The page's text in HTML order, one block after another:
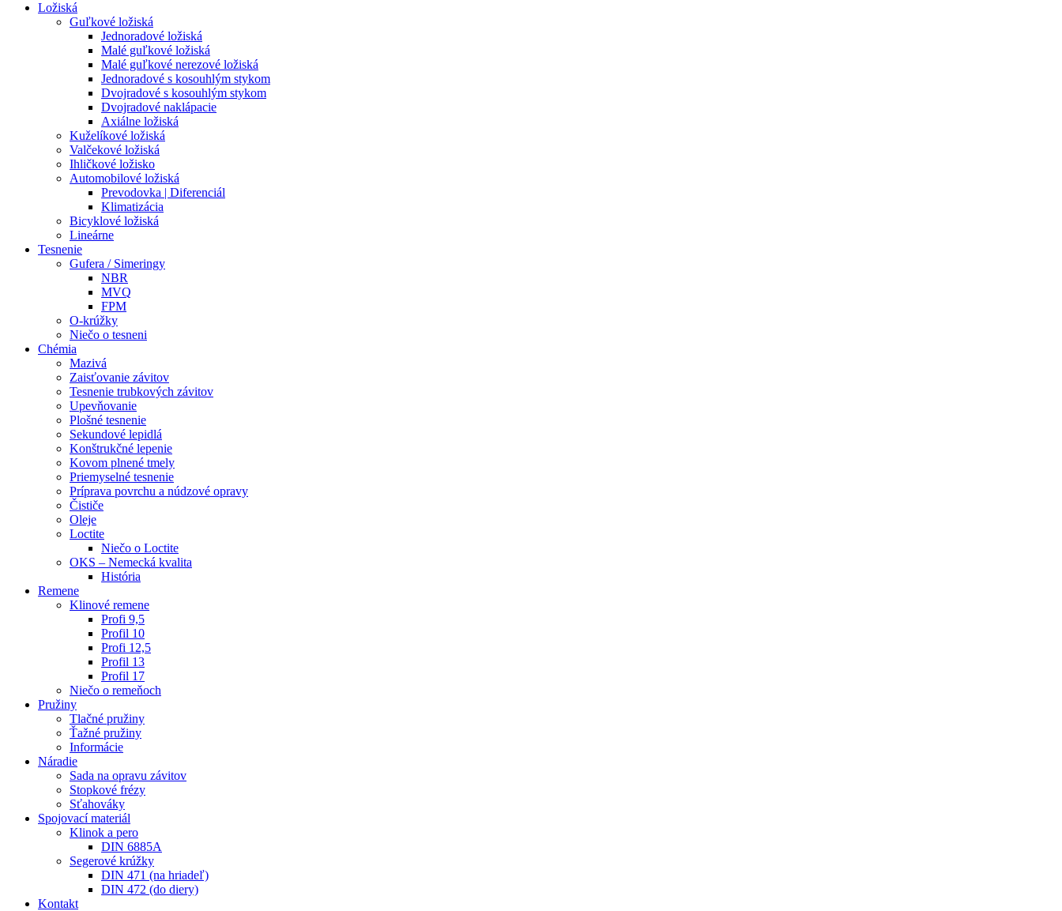
Ložiská
Guľkové ložiská
Jednoradové ložiská
Malé guľkové ložiská
Malé guľkové nerezové ložiská
Jednoradové s kosouhlým stykom
Dvojradové s kosouhlým stykom
Dvojradové naklápacie
Axiálne ložiská
Kuželíkové ložiská
Valčekové ložiská
Ihličkové ložisko
Automobilové ložiská
Prevodovka | Diferenciál
Klimatizácia
Bicyklové ložiská
Lineárne
Tesnenie
Gufera / Simeringy
NBR
MVQ
FPM
O-krúžky
Niečo o tesneni
Chémia
Mazivá
Zaisťovanie závitov
Tesnenie trubkových závitov
Upevňovanie
Plošné tesnenie
Sekundové lepidlá
Konštrukčné lepenie
Kovom plnené tmely
Priemyselné tesnenie
Príprava povrchu a núdzové opravy
Čističe
Oleje
Loctite
Niečo o Loctite
OKS – Nemecká kvalita
História
Remene
Klinové remene
Profi 9,5
Profil 10
Profi 12,5
Profil 13
Profil 17
Niečo o remeňoch
Pružiny
Tlačné pružiny
Ťažné pružiny
Informácie
Náradie
Sada na opravu závitov
Stopkové frézy
Sťahováky
Spojovací materiál
Klinok a pero
DIN 6885A
Segerové krúžky
DIN 471 (na hriadeľ)
DIN 472 (do diery)
Kontakt